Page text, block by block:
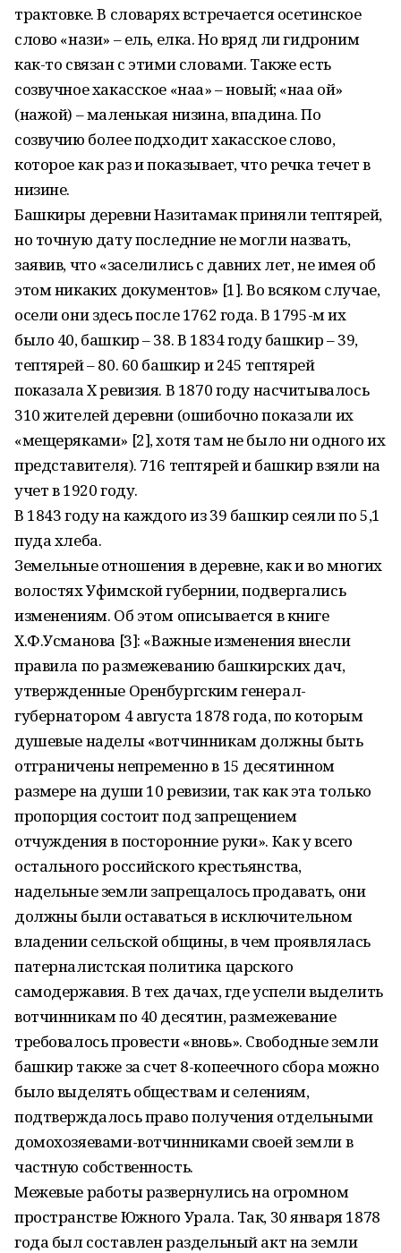
трактовке. В словарях встречается осетинское
слово «нази» – ель, елка. Но вряд ли гидроним
как-то связан с этими словами. Также есть
созвучное хакасское «наа» – новый; «наа ой»
(нажой) – маленькая низина, впадина. По
созвучию более подходит хакасское слово,
которое как раз и показывает, что речка течет в
низине.
Башкиры деревни Назитамак приняли тептярей,
но точную дату последние не могли назвать,
заявив, что «заселились с давних лет, не имея об
этом никаких документов» [1]. Во всяком случае,
осели они здесь после 1762 года. В 1795-м их
было 40, башкир – 38. В 1834 году башкир – 39,
тептярей – 80. 60 башкир и 245 тептярей
показала X ревизия. В 1870 году насчитывалось
310 жителей деревни (ошибочно показали их
«мещеряками» [2], хотя там не было ни одного их
представителя). 716 тептярей и башкир взяли на
учет в 1920 году.
В 1843 году на каждого из 39 башкир сеяли по 5,1
пуда хлеба.
Земельные отношения в деревне, как и во многих
волостях Уфимской губернии, подвергались
изменениям. Об этом описывается в книге
Х.Ф.Усманова [3]: «Важные изменения внесли
правила по размежеванию башкирских дач,
утвержденные Оренбургским генерал-
губернатором 4 августа 1878 года, по которым
душевые наделы «вотчинникам должны быть
отграничены непременно в 15 десятинном
размере на души 10 ревизии, так как эта только
пропорция состоит под запрещением
отчуждения в посторонние руки». Как у всего
остального российского крестьянства,
надельные земли запрещалось продавать, они
должны были оставаться в исключительном
владении сельской общины, в чем проявлялась
патерналистская политика царского
самодержавия. В тех дачах, где успели выделить
вотчинникам по 40 десятин, размежевание
требовалось провести «вновь». Свободные земли
башкир также за счет 8-копеечного сбора можно
было выделять обществам и селениям,
подтверждалось право получения отдельными
домохозяевами-вотчинниками своей земли в
частную собственность.
Межевые работы развернулись на огромном
пространстве Южного Урала. Так, 30 января 1878
года был составлен раздельный акт на земли